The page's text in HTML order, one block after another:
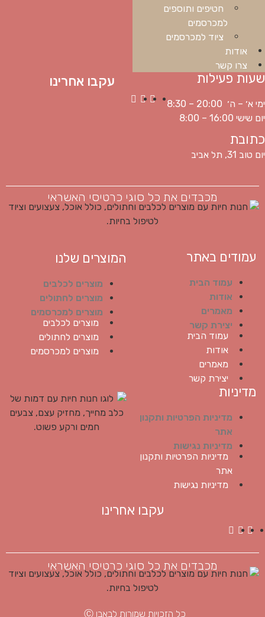
חטיפים ותוספים
למכרסמים
ציוד למכרסמים
אודות
צרו קשר
שעות פעילות
ימי א׳ – ה׳ 20:00 – 8:30
יום שישי 16:00 – 8:00
כתובת
יום טוב 31, תל אביב
עקבו אחרינו
מכבדים את כל סוגי כרטיסי האשראי
עמודים באתר
עמוד הבית
אודות
מאמרים
יצירת קשר
עמוד הבית
אודות
מאמרים
יצירת קשר
המוצרים שלנו
מוצרים לכלבים
מוצרים לחתולים
מוצרים למכרסמים
מוצרים לכלבים
מוצרים לחתולים
מוצרים למכרסמים
מדיניות
מדיניות הפרטיות ותקנון
אתר
מדיניות נגישות
מדיניות הפרטיות ותקנון
אתר
מדיניות נגישות
עקבו אחרינו
מכבדים את כל סוגי כרטיסי האשראי
כל הזכויות שמורות לבאבו Ⓒ